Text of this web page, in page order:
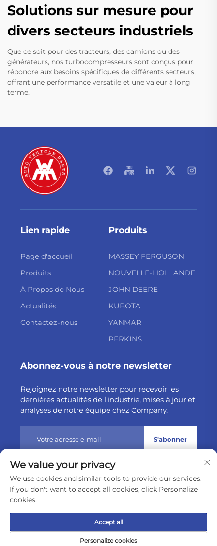
Solutions sur mesure pour
divers secteurs industriels
Que ce soit pour des tracteurs, des camions ou des
générateurs, nos turbocompresseurs sont conçus pour
répondre aux besoins spécifiques de différents secteurs,
offrant une performance versatile et une valeur à long
terme.
Lien rapide
Page d'accueil
Produits
À Propos de Nous
Actualités
Contactez-nous
Produits
MASSEY FERGUSON
NOUVELLE-HOLLANDE
JOHN DEERE
KUBOTA
YANMAR
PERKINS
Abonnez-vous à notre newsletter
Rejoignez notre newsletter pour recevoir les
dernières actualités de l'industrie, mises à jour et
analyses de notre équipe chez Company.
S'abonner
Droits d'auteur © 2025 par Weltake Import & Export
Company Limited
Politique de confidentialité
We value your privacy
We use cookies and similar tools to provide our services.
If you don't want to accept all cookies, click Personalize
cookies.
Personalize cookies
Accept all